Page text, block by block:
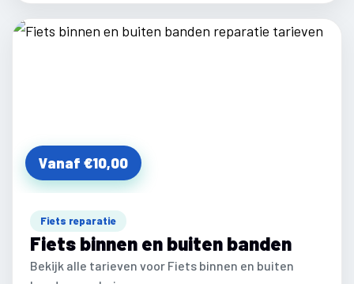
Vanaf €10,00
Fiets reparatie
Fiets binnen en buiten banden
Bekijk alle tarieven voor Fiets binnen en buiten